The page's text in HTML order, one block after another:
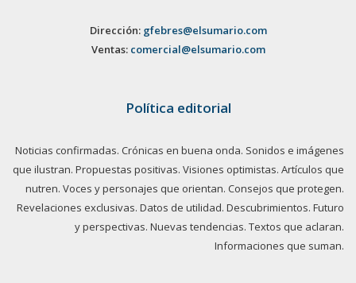
Dirección: gfebres@elsumario.com
Ventas: comercial@elsumario.com
Política editorial
Noticias confirmadas. Crónicas en buena onda. Sonidos e imágenes
que ilustran. Propuestas positivas. Visiones optimistas. Artículos que
nutren. Voces y personajes que orientan. Consejos que protegen.
Revelaciones exclusivas. Datos de utilidad. Descubrimientos. Futuro
y perspectivas. Nuevas tendencias. Textos que aclaran.
Informaciones que suman.